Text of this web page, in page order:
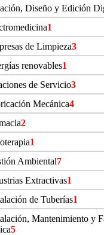
Diseño y Edición
1
de Limpieza3
renovables1
de Servicio3
Mecánica4
2
1
Ambiental7
Extractivas1
de Tuberías1
Mantenimiento y
5